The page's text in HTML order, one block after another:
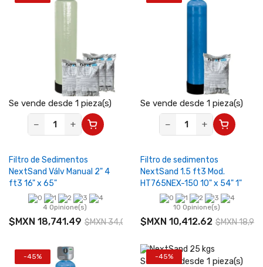
Se vende desde 1 pieza(s)
−
+
Filtro de Sedimentos
NextSand Válv Manual 2" 4
ft3 16" x 65"
4 Opinione(s)
$MXN 18,741.49 $MXN 34,075.44
Se vende desde 1 pieza(s)
−
+
Filtro de sedimentos
NextSand 1.5 ft3 Mod.
HT765NEX-150 10" x 54" 1"
10 Opinione(s)
$MXN 10,412.62 $MXN
-45% -45%
Se vende desde 1 pieza(s)